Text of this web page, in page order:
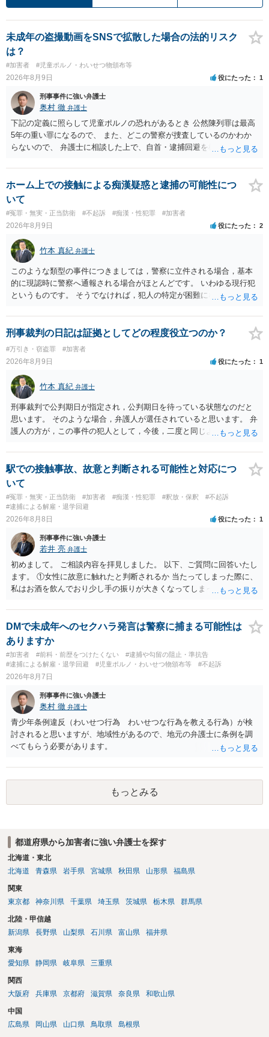
未成年の盗撮動画をSNSで拡散した場合の法的リスク
は？
#加害者 #児童ポルノ・わいせつ物頒布等
2026年8月9日 役にたった 1
刑事事件に強い弁護士
奥村 徹 弁護士
下記の定義に照らして児童ポルノの恐れがあるとき 公然陳列罪は最高
5年の重い罪になるので、 また、どこの警察が捜査しているのかわか
らないので、 弁護士に相談した上で、自首・逮捕回避を検討して下さ
童の性的な部位（性器等若しくはその周辺部、臀でん部又は胸部をい
う。）が露出され又は強調されているものであり、かつ、性欲を興奮
させ又は刺激するもの
ホーム上での接触による痴漢疑惑と逮捕の可能性につ
いて
#冤罪・無実・正当防衛 #不起訴 #痴漢・性犯罪 #加害者
2026年8月9日 役にたった 2
竹本 真紀 弁護士
このような類型の事件につきましては，警察に立件される場合，基本
的に現認時に警察へ通報される場合がほとんどです。 いわゆる現行犯
というものです。 そうでなければ，犯人の特定が困難になってしまい
（事件性）とともに，誰の行為かの判断がされる（犯人性）が必要な
のですが，現認時に警察が臨場できる場合以外は，基本的に犯人性を
特定することができません。もちろん，常習性が顕著で，既に前科を
有していて警察に把握されていれば別ですが，そのような方は，この
ような場所に質問を掲げてくることはありません。心配・不安になる
ことはよくわかるのですが，心配・不安を感じている方は，警察に把
握されていることがありませんので，犯人性が特定されることはあり
ません。したがって，自分が犯人であるとされることはないのです。
ですから，相談者の場合は，大丈夫です。安心してください。それで
は，①～③に答えます。 ①について 腕の動き，女性への向かい方をみ
れば，酔っていて偶然の出来事か，意図的に偶然を装うように触った
のかは，わかります。触る瞬間ではなくて，触るまでの状況の方が重
要です。酔っていてふらついていたのであれば，そのときだけふらつ
いているわけではありません。腕の振り方も，そのときだけ偶然大き
くなるわけではありません。ですから，本件では，意図的だと疑われ
ることはないと思います。その雰囲気は，当たってしまった女性にも
伝わっていたのでしょう。ですから大丈夫です。なお，故意は，主観
面の話なので，防犯カメラの映像で決められることはありません。本
人の話（故意を否認する話）が実際の状況と矛盾しないかだけの話で
す。 ②について 犯人性が特定できませんから，逮捕や呼出の可能性は
ないと思います。 ③について ②がないので，③はそもそもないことが
前提なので，期間も考えなくて大丈夫です。 というわけで，本件は大
丈夫ですから，今後，同じような不安に襲われることがないように気
をつけてくださいね。それが一番大事です。
刑事裁判の日記は証拠としてどの程度役立つのか？
#万引き・窃盗罪 #加害者
2026年8月9日 役にたった 1
竹本 真紀 弁護士
刑事裁判で公判期日が指定され，公判期日を待っている状態なのだと
思います。 そのような場合，弁護人が選任されていると思います。 弁
護人の方が，この事件の犯人として，今後，二度と同じような犯罪を
いかアドバイスしてくれると思います。そして，書いた内容は，被告
人質問などで活用されることになると思います。 裁判のためだけに記
録するわけではないかもしれませんが，「裁判において証拠として利
用できる可能性があれば」と考えているのであれば，本件について証
拠も見て内容を把握している，弁護人の方と相談して書く内容を打ち
合わせて進めるのが，裁判の観点では一番効果的だと思います。 適応
状に関しての話になると思いますので，弁護人の方と相談してみまし
ょう。
駅での接触事故、故意と判断される可能性と対応につ
いて
#冤罪・無実・正当防衛 #加害者 #痴漢・性犯罪 #釈放・保釈
#不起訴
#逮捕による解雇・退学回避
2026年8月8日 役にたった 1
刑事事件に強い弁護士
若井 亮 弁護士
初めまして。 ご相談内容を拝見しました。 以下、ご質問に回答いたし
ます。 ①女性に故意に触れたと判断されるか 当たってしまった際に、
私はお酒を飲んでおり少し手の振りが大きくなってしまっていたこと
いた場合、故意だと判定されやすいのでしょうか？ お伺いする限り、
故意があると判断されることは無いかと思います。 ②逮捕、呼び出し
の可能性 この行為により、痴漢やその他の犯罪を犯したとして、逮
捕、呼び出しされる可能性はどれほどでしょうか？ 誤って当たってし
まっただけであり、さらにその場で女性等のアクションが無かったこ
とからすると、この後に呼び出される可能性は極めて低いと思いま
能性があると考えれば良いのでしょうか？ 逮捕や呼び出しの可能性は
極めて低いと思います。 連絡が来ることはないでしょう。
DMで未成年へのセクハラ発言は警察に捕まる可能性は
ありますか
#加害者 #前科・前歴をつけたくない
#逮捕や勾留の阻止・準抗告
#逮捕による解雇・退学回避
#児童ポルノ・わいせつ物頒布等 #不起訴
2026年8月7日
刑事事件に強い弁護士
奥村 徹 弁護士
青少年条例違反（わいせつ行為 わいせつな行為を教える行為）が検
討されると思いますが、地域性があるので、地元の弁護士に条例を調
べてもらう必要があります。
もっとみる
都道府県から加害者に強い弁護士を探す
北海道・東北
北海道
青森県 岩手県 宮城県 秋田県 山形県 福島県
関東
東京都
神奈川県 千葉県 埼玉県 茨城県 栃木県 群馬県
北陸・甲信越
新潟県
長野県 山梨県 石川県 富山県 福井県
東海
愛知県
静岡県 岐阜県 三重県
関西
大阪府
兵庫県 京都府 滋賀県 奈良県 和歌山県
中国
広島県
岡山県 山口県 鳥取県 島根県